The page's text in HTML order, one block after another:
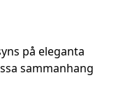
på eleganta
sammanhang